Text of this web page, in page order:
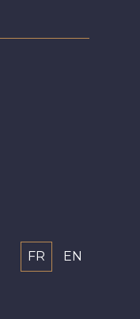
FR EN